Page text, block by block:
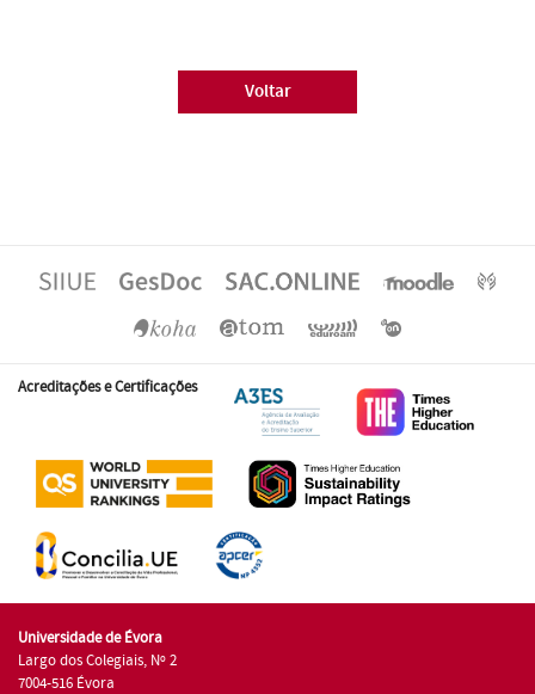
Voltar
Acreditações e Certificações
Universidade de Évora
Largo dos Colegiais, Nº 2
7004-516 Évora